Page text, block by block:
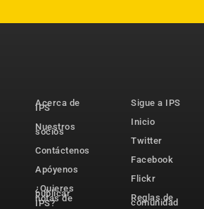
Acerca de
IPS
Nuestros
socios
Contáctenos
Apóyenos
¿Quieres
publicar
notas de
IPS?
Sigue a IPS
Inicio
Twitter
Facebook
Flickr
Reglas de
comunidad